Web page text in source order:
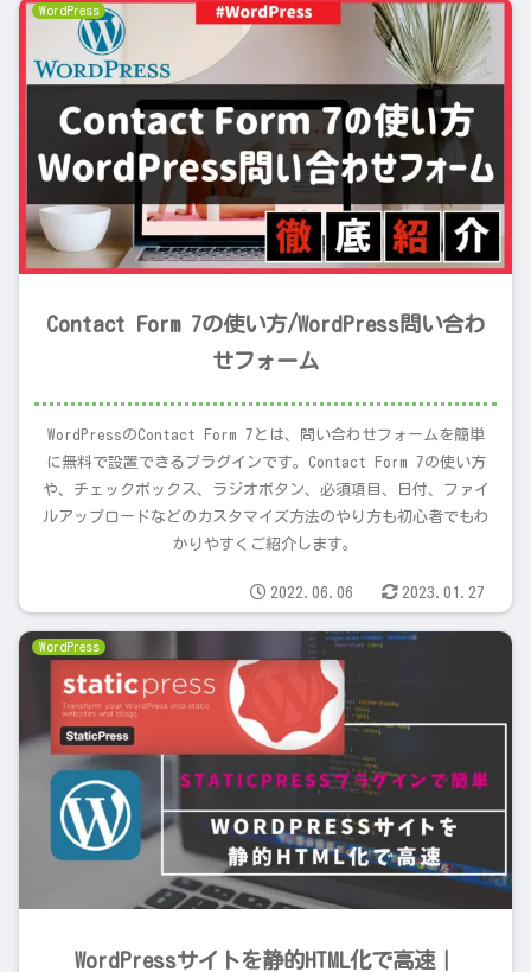
WordPress
Contact Form 7の使い方/WordPress問い合わ
せフォーム
WordPressのContact Form 7とは、問い合わせフォームを簡単
に無料で設置できるプラグインです。Contact Form 7の使い方
や、チェックボックス、ラジオボタン、必須項目、日付、ファイ
ルアップロードなどのカスタマイズ方法のやり方も初心者でもわ
かりやすくご紹介します。
2022.06.06 2023.01.27
WordPress
WordPressサイトを静的HTML化で高速｜